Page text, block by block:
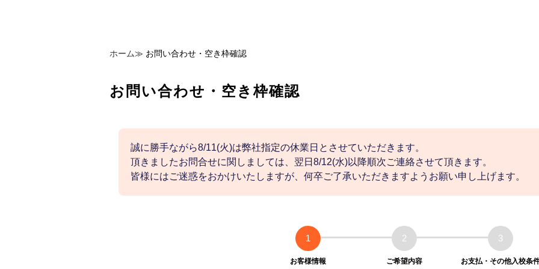
ホーム≫ お問い合わせ・空き枠確認
お問い合わせ・空き枠確認
誠に勝手ながら8/11(火)は弊社指定の休業日とさせていただきます。
頂きましたお問合せに関しましては、翌日8/12(水)以降順次ご連絡させて頂きます。
皆様にはご迷惑をおかけいたしますが、何卒ご了承いただきますようお願い申し上げます。
1
お客様情報
2
ご希望内容
3
お支払・その他入校条